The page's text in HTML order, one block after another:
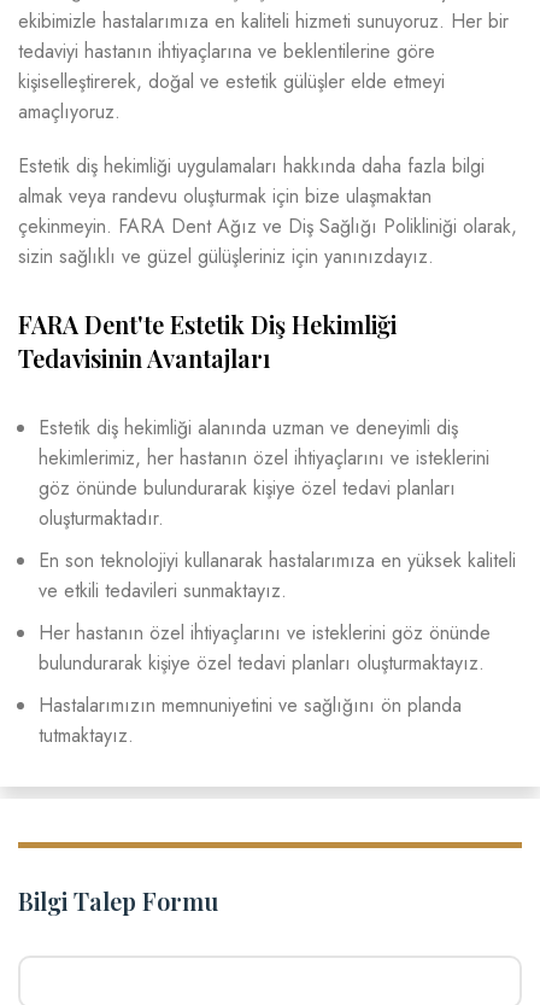
ekibimizle hastalarımıza en kaliteli hizmeti sunuyoruz. Her bir
tedaviyi hastanın ihtiyaçlarına ve beklentilerine göre
kişiselleştirerek, doğal ve estetik gülüşler elde etmeyi
amaçlıyoruz.
Estetik diş hekimliği uygulamaları hakkında daha fazla bilgi
almak veya randevu oluşturmak için bize ulaşmaktan
çekinmeyin. FARA Dent Ağız ve Diş Sağlığı Polikliniği olarak,
sizin sağlıklı ve güzel gülüşleriniz için yanınızdayız.
FARA Dent'te Estetik Diş Hekimliği
Tedavisinin Avantajları
Estetik diş hekimliği alanında uzman ve deneyimli diş
hekimlerimiz, her hastanın özel ihtiyaçlarını ve isteklerini
göz önünde bulundurarak kişiye özel tedavi planları
oluşturmaktadır.
En son teknolojiyi kullanarak hastalarımıza en yüksek kaliteli
ve etkili tedavileri sunmaktayız.
Her hastanın özel ihtiyaçlarını ve isteklerini göz önünde
bulundurarak kişiye özel tedavi planları oluşturmaktayız.
Hastalarımızın memnuniyetini ve sağlığını ön planda
tutmaktayız.
Bilgi Talep Formu